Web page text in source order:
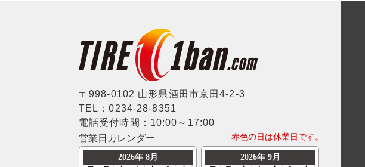
〒998-0102 山形県酒田市京田4-2-3
TEL：0234-28-8351
電話受付時間：10:00～17:00
営業日カレンダー
赤色の日は休業日です。